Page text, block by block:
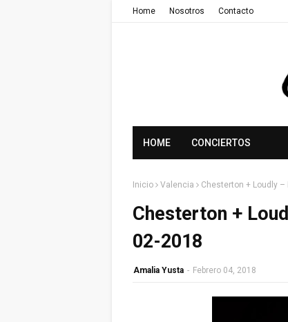
Home Nosotros Contacto
HOME CONCIERTOS
Inicio Valencia Chesterton + Loudly –
Chesterton +
02-2018
Amalia Yusta - Febrero 04, 2018